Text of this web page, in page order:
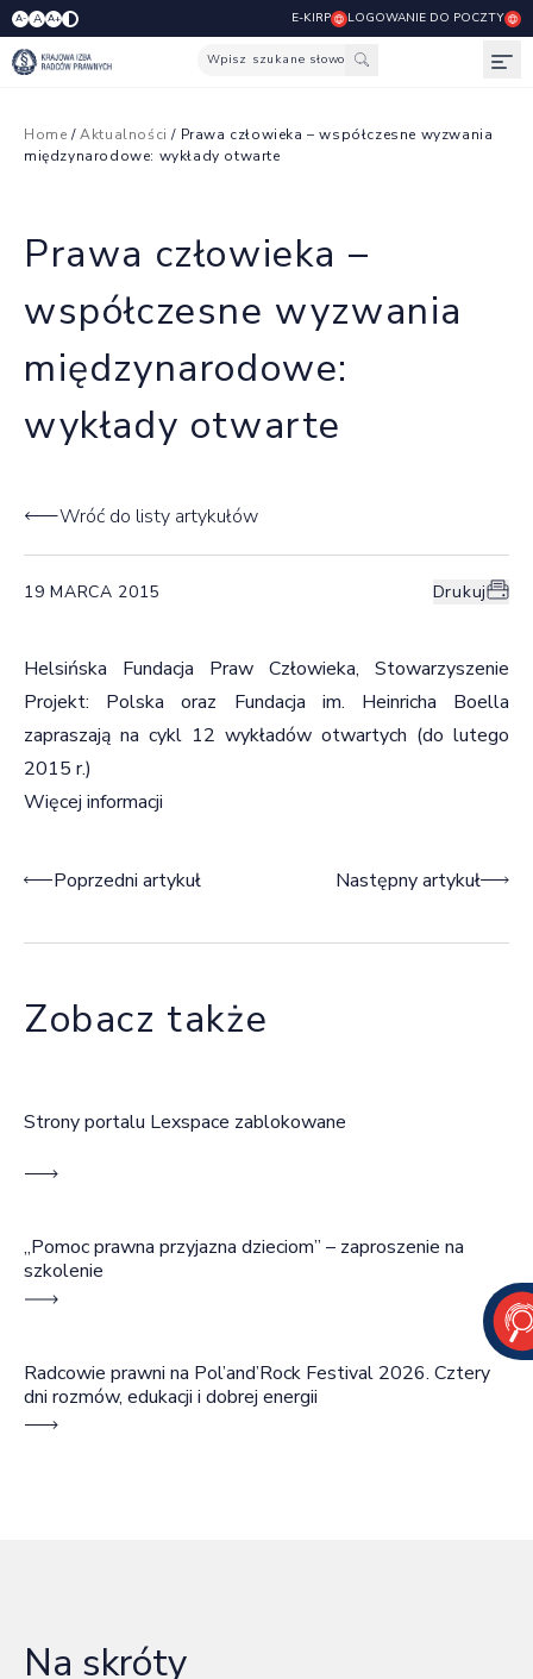
A- A A+ E-KIRP LOGOWANIE DO POCZTY
Wpisz szukane słowo
Home /Aktualności / Prawa człowieka – współczesne wyzwania
międzynarodowe: wykłady otwarte
Prawa człowieka –
współczesne wyzwania
międzynarodowe:
wykłady otwarte
Wróć do listy artykułów
19 MARCA 2015 Drukuj
Helsińska Fundacja Praw Człowieka, Stowarzyszenie
Projekt: Polska oraz Fundacja im. Heinricha Boella
zapraszają na cykl 12 wykładów otwartych (do lutego
2015 r.)
Więcej informacji
Nawigacja wpisu
Poprzedni artykuł Następny artykuł
Zobacz także
Strony portalu Lexspace zablokowane
„Pomoc prawna przyjazna dzieciom” – zaproszenie na
szkolenie
Radcowie prawni na Pol’and’Rock Festival 2026. Cztery
dni rozmów, edukacji i dobrej energii
Na skróty